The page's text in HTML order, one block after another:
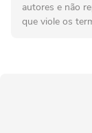
autores e não
que viole os